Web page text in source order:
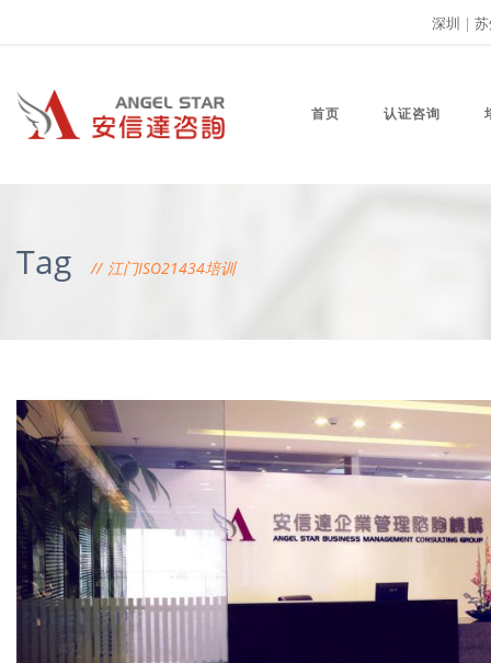
深圳 |
首页 认证咨询
Tag 江门ISO21434培训